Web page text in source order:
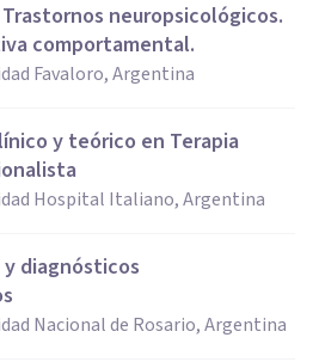
neuropsicológicos.
comportamental.
Favaloro, Argentina
y teórico en Terapia
Hospital Italiano, Argentina
diagnósticos
Nacional de Rosario, Argentina